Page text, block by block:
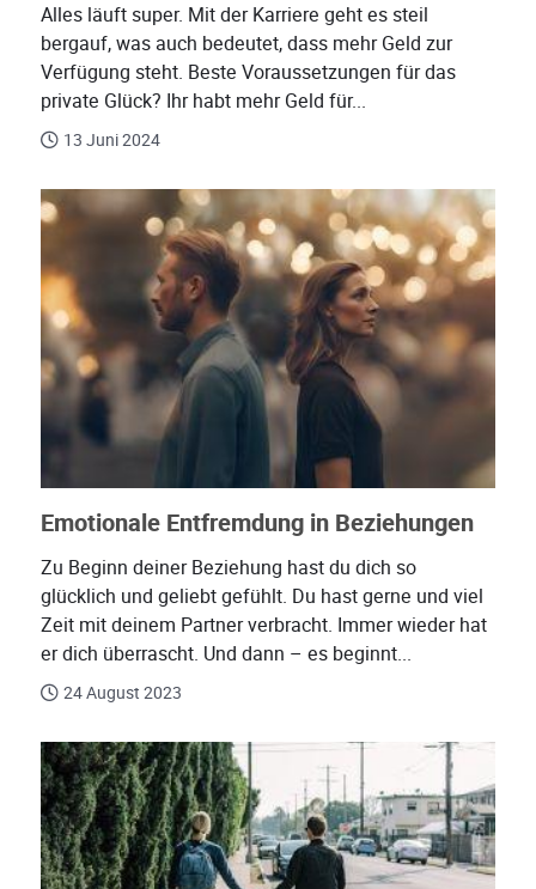
Alles läuft super. Mit der Karriere geht es steil
bergauf, was auch bedeutet, dass mehr Geld zur
Verfügung steht. Beste Voraussetzungen für das
private Glück? Ihr habt mehr Geld für...
13 Juni 2024
Emotionale Entfremdung in Beziehungen
Zu Beginn deiner Beziehung hast du dich so
glücklich und geliebt gefühlt. Du hast gerne und viel
Zeit mit deinem Partner verbracht. Immer wieder hat
er dich überrascht. Und dann – es beginnt...
24 August 2023